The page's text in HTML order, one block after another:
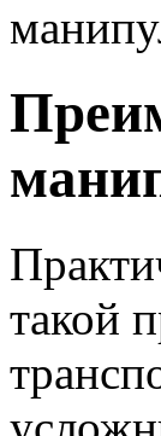
такой